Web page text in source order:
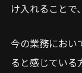
け入れることで
今の業務におい
ると感じている